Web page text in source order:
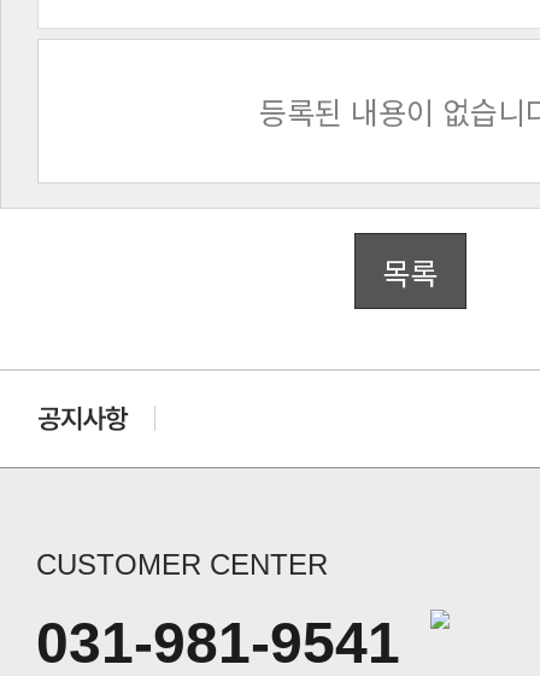
등록된 내용이 없습니
목록
CUSTOMER CENTER
031-981-9541